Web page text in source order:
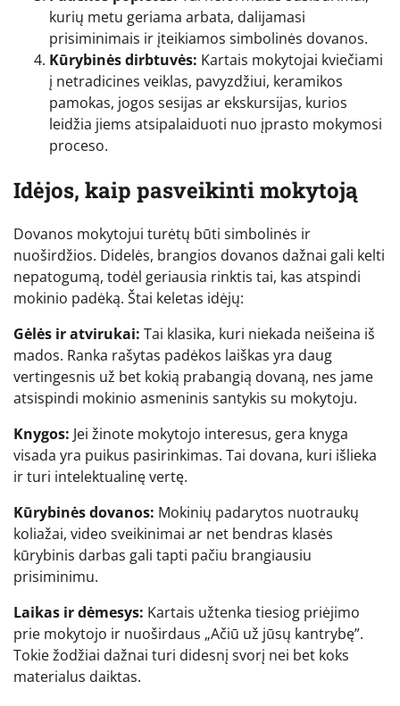
kurių metu geriama arbata, dalijamasi
prisiminimais ir įteikiamos simbolinės dovanos.
Kūrybinės dirbtuvės: Kartais mokytojai kviečiami
į netradicines veiklas, pavyzdžiui, keramikos
pamokas, jogos sesijas ar ekskursijas, kurios
leidžia jiems atsipalaiduoti nuo įprasto mokymosi
proceso.
Idėjos, kaip pasveikinti mokytoją
Dovanos mokytojui turėtų būti simbolinės ir
nuoširdžios. Didelės, brangios dovanos dažnai gali kelti
nepatogumą, todėl geriausia rinktis tai, kas atspindi
mokinio padėką. Štai keletas idėjų:
Gėlės ir atvirukai: Tai klasika, kuri niekada neišeina iš
mados. Ranka rašytas padėkos laiškas yra daug
vertingesnis už bet kokią prabangią dovaną, nes jame
atsispindi mokinio asmeninis santykis su mokytoju.
Knygos: Jei žinote mokytojo interesus, gera knyga
visada yra puikus pasirinkimas. Tai dovana, kuri išlieka
ir turi intelektualinę vertę.
Kūrybinės dovanos: Mokinių padarytos nuotraukų
koliažai, video sveikinimai ar net bendras klasės
kūrybinis darbas gali tapti pačiu brangiausiu
prisiminimu.
Laikas ir dėmesys: Kartais užtenka tiesiog priėjimo
prie mokytojo ir nuoširdaus „Ačiū už jūsų kantrybę”.
Tokie žodžiai dažnai turi didesnį svorį nei bet koks
materialus daiktas.